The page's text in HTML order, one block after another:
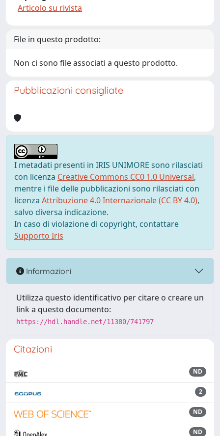
Articolo su rivista
File in questo prodotto:
Non ci sono file associati a questo prodotto.
Pubblicazioni consigliate
I metadati presenti in IRIS UNIMORE sono rilasciati
con licenza Creative Commons CC0 1.0 Universal,
mentre i file delle pubblicazioni sono rilasciati con
licenza Attribuzione 4.0 Internazionale (CC BY 4.0),
salvo diversa indicazione.
In caso di violazione di copyright, contattare
Supporto Iris
Informazioni
Utilizza questo identificativo per citare o creare un
link a questo documento:
https://hdl.handle.net/11380/741797
Citazioni
ND
2
ND
ND